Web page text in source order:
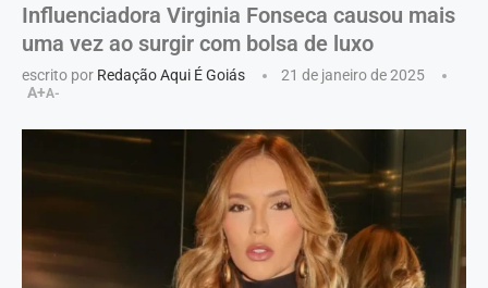
Influenciadora Virginia Fonseca causou mais
uma vez ao surgir com bolsa de luxo
escrito por Redação Aqui É Goiás
21 de janeiro de 2025
A+A-